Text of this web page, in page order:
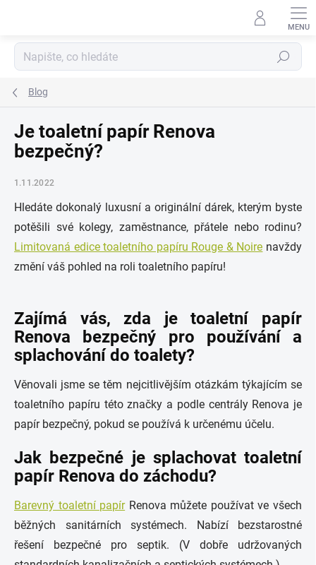
Hledat
Blog
Je toaletní papír Renova
bezpečný?
1.11.2022
Hledáte dokonalý luxusní a originální dárek, kterým byste
potěšili své kolegy, zaměstnance, přátele nebo rodinu?
Limitovaná edice toaletního papíru Rouge & Noire navždy
změní váš pohled na roli toaletního papíru!
Zajímá vás, zda je toaletní papír
Renova bezpečný pro používání a
splachování do toalety?
Věnovali jsme se těm nejcitlivějším otázkám týkajícím se
toaletního papíru této značky a podle centrály Renova je
papír bezpečný, pokud se používá k určenému účelu.
Jak bezpečné je splachovat toaletní
papír Renova do záchodu?
Barevný toaletní papírRenova můžete používat ve všech
běžných sanitárních systémech. Nabízí bezstarostné
řešení bezpečné pro septik. (V dobře udržovaných